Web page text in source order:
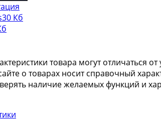
30 Кб
товара могут отличаться
о товарах носит справочный
наличие желаемых функций и